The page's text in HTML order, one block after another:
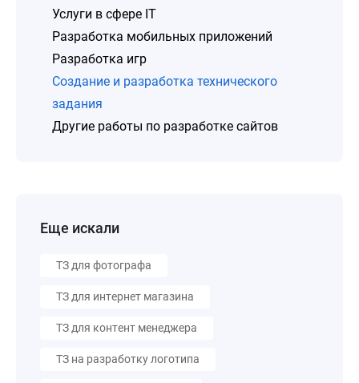
Услуги в сфере IT
Разработка мобильных приложений
Разработка игр
Создание и разработка технического
задания
Другие работы по разработке сайтов
Еще искали
ТЗ для фотографа
ТЗ для интернет магазина
ТЗ для контент менеджера
ТЗ на разработку логотипа